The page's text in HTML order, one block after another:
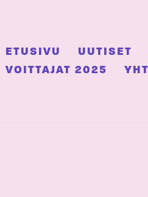
ETUSIVU UUTISET
VOITTAJAT 2025